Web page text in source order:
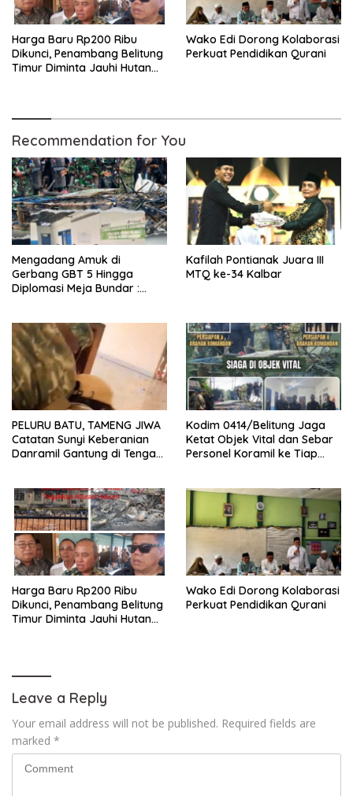
Harga Baru Rp200 Ribu
Dikunci, Penambang Belitung
Timur Diminta Jauhi Hutan
Wako Edi Dorong Kolaborasi
Perkuat Pendidikan Qurani
Recommendation for You
Mengadang Amuk di
Gerbang GBT 5 Hingga
Diplomasi Meja Bundar :
Ihsan Redam Konflik Timah
Belitung
Kafilah Pontianak Juara III
MTQ ke-34 Kalbar
PELURU BATU, TAMENG JIWA
Catatan Sunyi Keberanian
Danramil Gantung di Tengah
Kodim 0414/Belitung Jaga
Ketat Objek Vital dan Sebar
Personel Koramil ke Tiap
Harga Baru Rp200 Ribu
Dikunci, Penambang Belitung
Timur Diminta Jauhi Hutan
Wako Edi Dorong Kolaborasi
Perkuat Pendidikan Qurani
Leave a Reply
Your email address will not be published. Required fields are
marked *